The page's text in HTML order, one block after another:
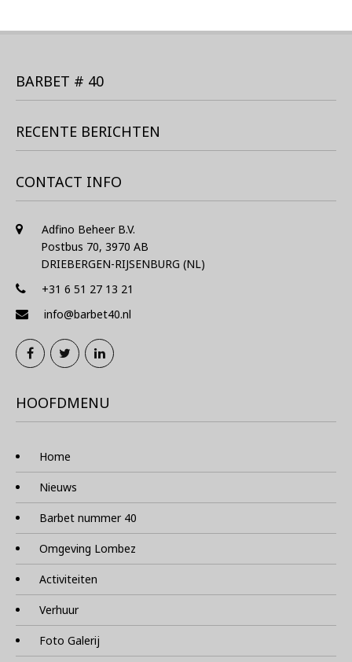
BARBET # 40
RECENTE BERICHTEN
CONTACT INFO
Adfino Beheer B.V.
Postbus 70, 3970 AB
DRIEBERGEN-RIJSENBURG (NL)
+31 6 51 27 13 21
info@barbet40.nl
HOOFDMENU
Home
Nieuws
Barbet nummer 40
Omgeving Lombez
Activiteiten
Verhuur
Foto Galerij